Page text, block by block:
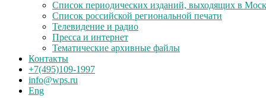
Список периодических изданий, выходящих в
Список российской региональной печати
Телевидение и радио
Пресса и интернет
Тематические архивные файлы
Контакты
+7(495)109-1997
info@wps.ru
Eng